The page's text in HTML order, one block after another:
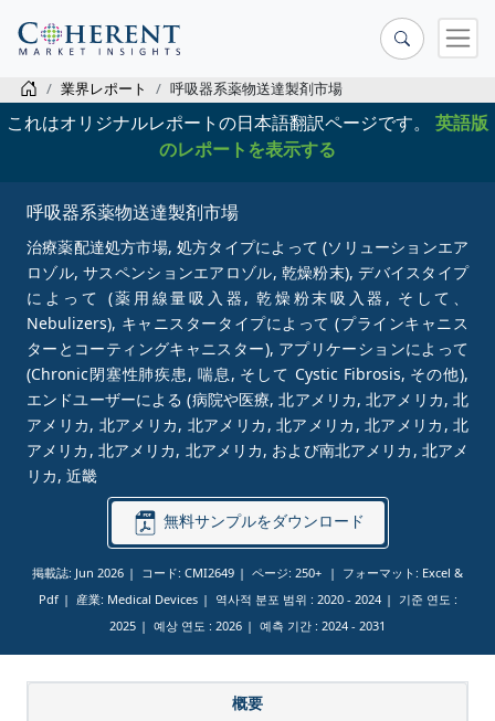
業界レポート 呼吸器系薬物送達製剤市場
これはオリジナルレポートの日本語翻訳ページです。 英語版
のレポートを表示する
呼吸器系薬物送達製剤市場
治療薬配達処方市場, 処方タイプによって (ソリューションエア
ロゾル, サスペンションエアロゾル, 乾燥粉末), デバイスタイプ
によって (薬用線量吸入器, 乾燥粉末吸入器, そして、
Nebulizers), キャニスタータイプによって (プラインキャニス
ターとコーティングキャニスター), アプリケーションによって
(Chronic閉塞性肺疾患, 喘息, そして Cystic Fibrosis, その他),
エンドユーザーによる (病院や医療, 北アメリカ, 北アメリカ, 北
アメリカ, 北アメリカ, 北アメリカ, 北アメリカ, 北アメリカ, 北
アメリカ, 北アメリカ, 北アメリカ, および南北アメリカ, 北アメ
リカ, 近畿
無料サンプルをダウンロード
掲載誌: Jun 2026 コード: CMI2649 ページ: 250+
フォーマット: Excel &
Pdf
産業: Medical Devices 역사적 분포 범위 : 2020 - 2024
기준 연도 :
2025
예상 연도 : 2026 예측 기간 : 2024 - 2031
概要